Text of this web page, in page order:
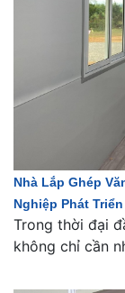
Nhà Lắp Ghép
Nghiệp Phát Triển
Trong thời đại
không chỉ cần